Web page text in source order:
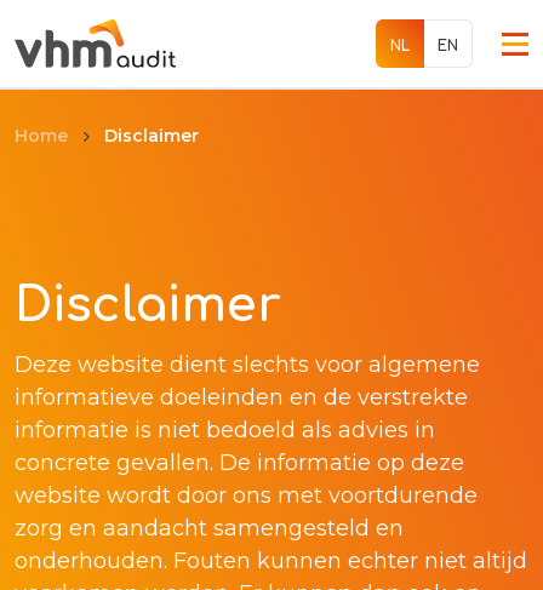
NL EN
Werken bij
Internationaal
Contact
Home Disclaimer
Disclaimer
Deze website dient slechts voor algemene
informatieve doeleinden en de verstrekte
informatie is niet bedoeld als advies in
concrete gevallen. De informatie op deze
website wordt door ons met voortdurende
zorg en aandacht samengesteld en
onderhouden. Fouten kunnen echter niet altijd